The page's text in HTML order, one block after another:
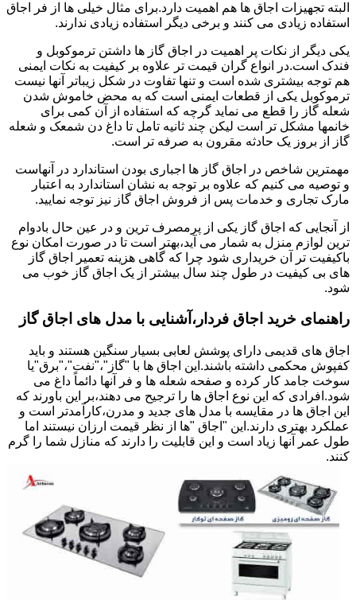
البته تجهیزات اجاق ها هم اهمیت دارد.برای مثال خیلی ها از فر اجاق
استفاده زیادی می کنند و برخی دیگر استفاده زیادی ندارند.
یکی دیگر از نکات پر اهمیت در اجاق گاز ها داشتن ترموکوبل و
فندک است.در انواع گران قیمت تر علاوه بر کیفیت به نکات ایمنی
هم توجه بیشتری شده است و تنها تفاوت در شکل زیباتر آنها نیست
ترموکوبل یکی از قطعات ایمنی است که به محض خاموش شدن
شعله گاز را قطع می نماید گرچه که استفاده از آن کمی برای
خانمها مشکل تر است لیکن چند ثانیه تامل تا داغ دن شمعک و شعله
گاز از بروز یک حادثه مقرون به صرفه تر است.
مهمترین شاخص در اجاق گاز ها اجباری بودن استاندارد در آنهاست
و توصیه می کنیم که علاوه بر توجه به نشان استاندارد به اعتبار
مارک تجاری و خدمات پس از فروش اجاق گاز نیز توجه نمایید.
از آنجایی که اجاق گاز یکی از پرمصرف ترین و در عین حال بادوام
ترین لوازم منزل به شمار می آید،بهتر است تا در صورت امکان نوع
باکیفیت تر آن خریداری شود چرا که گاهی هزینه تعمیر اجاق گاز
های بی کیفیت در طول چند سال بیشتر از یک اجاق گاز خوب می
شود.
راهنمای خرید اجاق فردار،آشنایی با مدل های اجاق گاز
اجاق های قدیمی دارای پوشش لعابی بسیار سنگین هستند و باید
کفپوش محکمی داشته باشند.این اجاق ها با "گاز"،"نفت"،"برق"یا
سوخت جامد کار کرده و صفحه شعله ها و فر آنها دائماً داغ می
شود.افرادی که این نوع اجاق ها را ترجیح می دهند،بر این باورند که
این اجاق ها در مقایسه با مدل های جدید و مدرن،کارآمدتر است و
عملکرد بهتری دارند.این "اجاق "ها از نظر قیمت ارزان نیستند اما
طول عمر آنها زیاد است و این قابلیت را دارند که منازل شما را گرم
کنند.